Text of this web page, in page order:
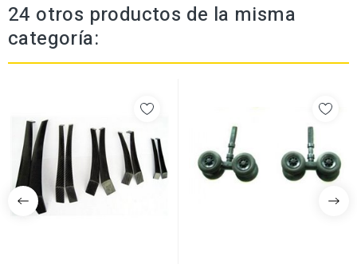
24 otros productos de la misma
categoría: